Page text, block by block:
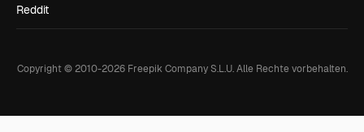
Reddit
Copyright © 2010-2026Freepik Company S.L.U. Alle Rechte vorbehalten.